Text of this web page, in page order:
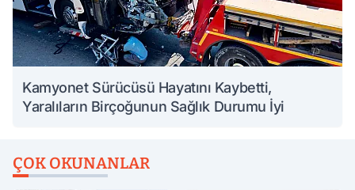
Kamyonet Sürücüsü Hayatını Kaybetti,
Yaralıların Birçoğunun Sağlık Durumu İyi
ÇOK OKUNANLAR